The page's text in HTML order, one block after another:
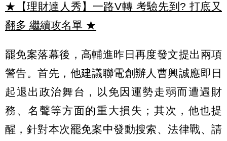
★【理財達人秀】一路V轉 考驗先到? 打底又
翻多 繼續攻名單 ★
罷免案落幕後，高輔進昨日再度發文提出兩項
警告。首先，他建議聯電創辦人曹興誠應即日
起退出政治舞台，以免因運勢走弱而遭遇財
務、名聲等方面的重大損失；其次，他也提
醒，針對本次罷免案中發動搜索、法律戰、請